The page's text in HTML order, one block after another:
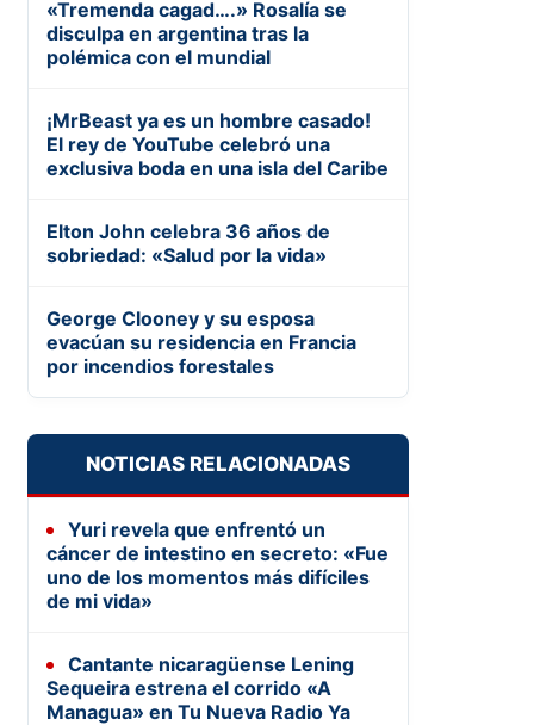
«Tremenda cagad….» Rosalía se
disculpa en argentina tras la
polémica con el mundial
¡MrBeast ya es un hombre casado!
El rey de YouTube celebró una
exclusiva boda en una isla del Caribe
Elton John celebra 36 años de
sobriedad: «Salud por la vida»
George Clooney y su esposa
evacúan su residencia en Francia
por incendios forestales
NOTICIAS RELACIONADAS
Yuri revela que enfrentó un
cáncer de intestino en secreto: «Fue
uno de los momentos más difíciles
de mi vida»
Cantante nicaragüense Lening
Sequeira estrena el corrido «A
Managua» en Tu Nueva Radio Ya